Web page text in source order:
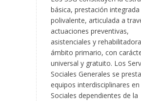
básica, prestación integrada
polivalente, articulada a
actuaciones preventivas,
asistenciales y
ámbito primario, con
universal y gratuito. Los
Sociales Generales se
equipos interdisciplinares
Sociales dependientes de la